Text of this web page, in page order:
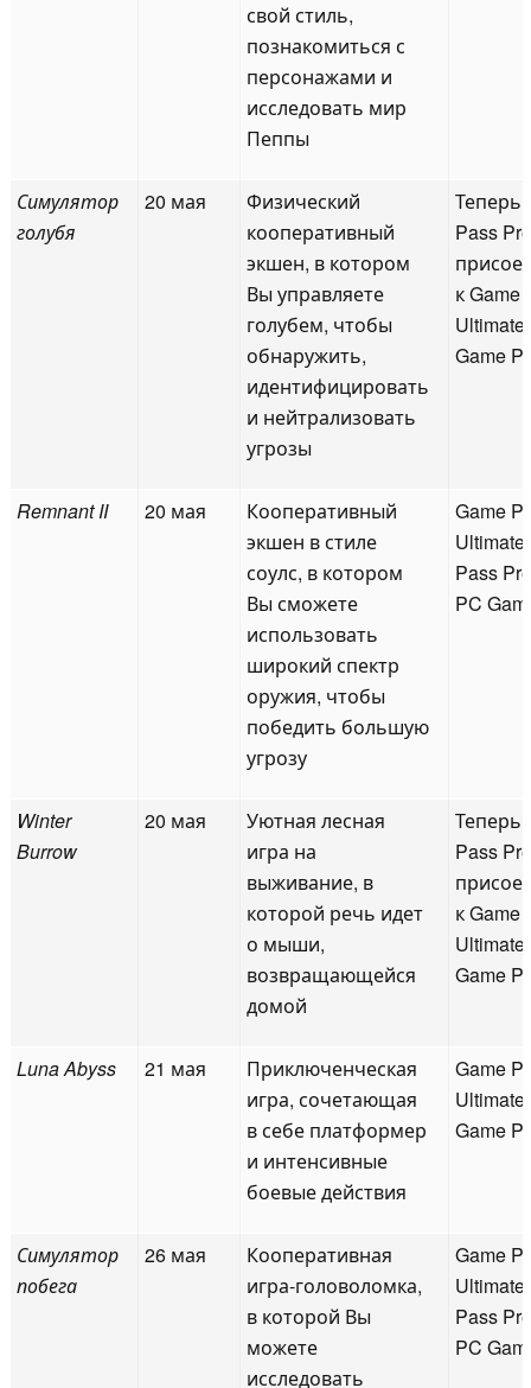
свой стиль,
познакомиться с
персонажами и
исследовать мир
Пеппы
Симулятор
голубя
20 мая
Физический
кооперативный
экшен, в котором
Вы управляете
голубем, чтобы
обнаружить,
идентифицировать
и нейтрализовать
угрозы
Теперь
Pass
к Game
Game
Remnant II 20 мая
Кооперативный
экшен в стиле
соулс, в котором
Вы сможете
использовать
широкий спектр
оружия, чтобы
победить большую
угрозу
Game
Pass
PC
Winter
Burrow
20 мая
Уютная лесная
игра на
выживание, в
которой речь идет
о мыши,
возвращающейся
домой
Теперь
Pass
к Game
Game
Luna Abyss 21 мая
Приключенческая
игра, сочетающая
в себе платформер
и интенсивные
боевые действия
Game
Game
Симулятор
побега
26 мая
Кооперативная
игра-головоломка,
в которой Вы
можете
исследовать
Game
Pass
PC